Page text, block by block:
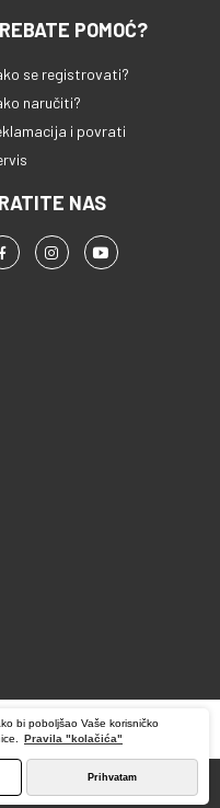
bi poboljšao Vaše korisničko
Pravila "kolačića"
Prihvatam
POMOĆ?
se registrovati?
naručiti?
i povrati
NAS
Sva prava pridržana.